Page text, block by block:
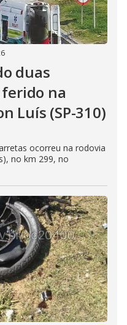
duas
na
Luís (SP-310)
ocorreu na rodovia
no km 299, no